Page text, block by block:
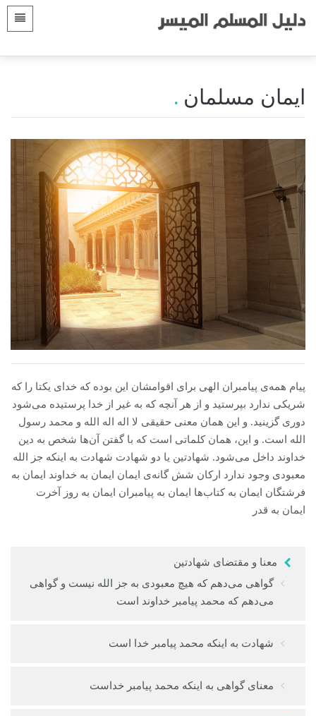
الأقسام العربية
简体中文
Somali
Kiswahili
اردو
ايمان مسلمان
پيام همه‌ى پيامبران الهى براى اقوامشان این بوده که خدای يكتا را كه
شريكى ندارد بپرستید و از هر آنچه که به غیر از خدا پرستیده می‌شود
دوری گزینید. و اين همان معنی حقيقی لا اله اله الله و محمد رسول‌
الله است. و اين، همان كلماتى است كه با گفتن آن‌ها شخص به دين
خداوند داخل مى‌شود. شهادتین یا دو شهادت شهادت به اینکه جز الله
معبودی وجود ندارد اركان شش گانه‌ی ايمان ايمان به خداوند ايمان به
فرشتگان ايمان به كتاب‌ها ايمان به پيامبران ايمان به روز آخرت
ايمان به قدر
معنا و مقتضای شهادتین
گواهى می‌دهم که هیچ معبودی به جز الله نيست و گواهی
می‌دهم که محمد پيامبر خداوند است
شهادت به اینکه محمد پیامبر خدا است
معنای گواهی به اینکه محمد پیامبر خداست